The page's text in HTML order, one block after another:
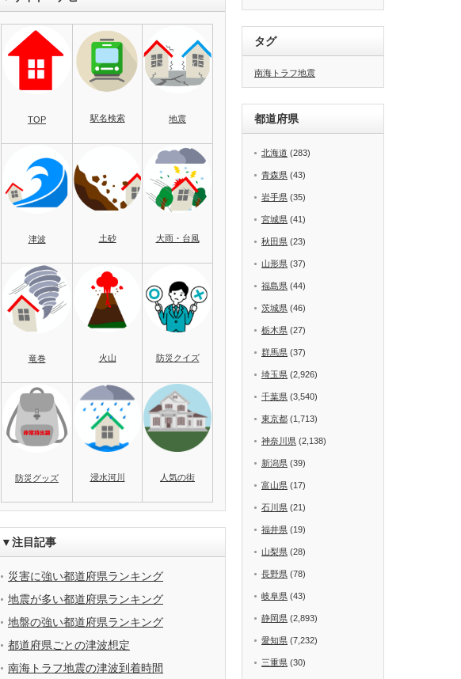
TOP 駅名検索 地震
津波 土砂 大雨・台風
竜巻 火山 防災クイズ
防災グッズ 浸水河川 人気の街
▼注目記事
災害に強い都道府県ランキング
地震が多い都道府県ランキング
地盤の強い都道府県ランキング
都道府県ごとの津波想定
南海トラフ地震の津波到着時間
タグ
南海トラフ地震
都道府県
北海道 (283)
青森県 (43)
岩手県 (35)
宮城県 (41)
秋田県 (23)
山形県 (37)
福島県 (44)
茨城県 (46)
栃木県 (27)
群馬県 (37)
埼玉県 (2,926)
千葉県 (3,540)
東京都 (1,713)
神奈川県 (2,138)
新潟県 (39)
富山県 (17)
石川県 (21)
福井県 (19)
山梨県 (28)
長野県 (78)
岐阜県 (43)
静岡県 (2,893)
愛知県 (7,232)
三重県 (30)